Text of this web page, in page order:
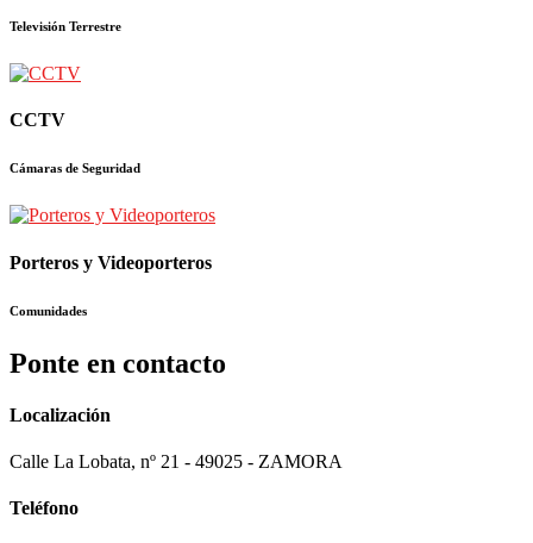
Televisión Terrestre
CCTV
Cámaras de Seguridad
Porteros y Videoporteros
Comunidades
Ponte en contacto
Localización
Calle La Lobata, nº 21 - 49025 - ZAMORA
Teléfono